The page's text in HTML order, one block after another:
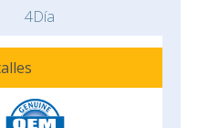
4Día